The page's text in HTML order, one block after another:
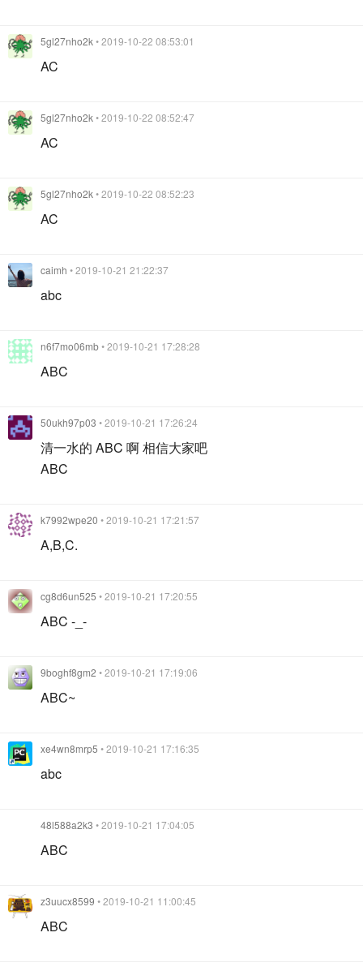
5gl27nho2k• 2019-10-22 08:53:01
AC
5gl27nho2k• 2019-10-22 08:52:47
AC
5gl27nho2k• 2019-10-22 08:52:23
AC
caimh • 2019-10-21 21:22:37
abc
n6f7mo06mb• 2019-10-21 17:28:28
ABC
50ukh97p03 • 2019-10-21 17:26:24
清一水的 ABC 啊 相信大家吧
ABC
k7992wpe20 • 2019-10-21 17:21:57
A,B,C.
cg8d6un525 • 2019-10-21 17:20:55
ABC -_-
9boghf8gm2 • 2019-10-21 17:19:06
ABC~
xe4wn8mrp5 • 2019-10-21 17:16:35
abc
48l588a2k3 • 2019-10-21 17:04:05
ABC
z3uucx8599 • 2019-10-21 11:00:45
ABC